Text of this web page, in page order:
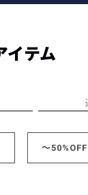
ーデ紹介
人気記事ラン
ウィークリー
イテム
～50%OFF